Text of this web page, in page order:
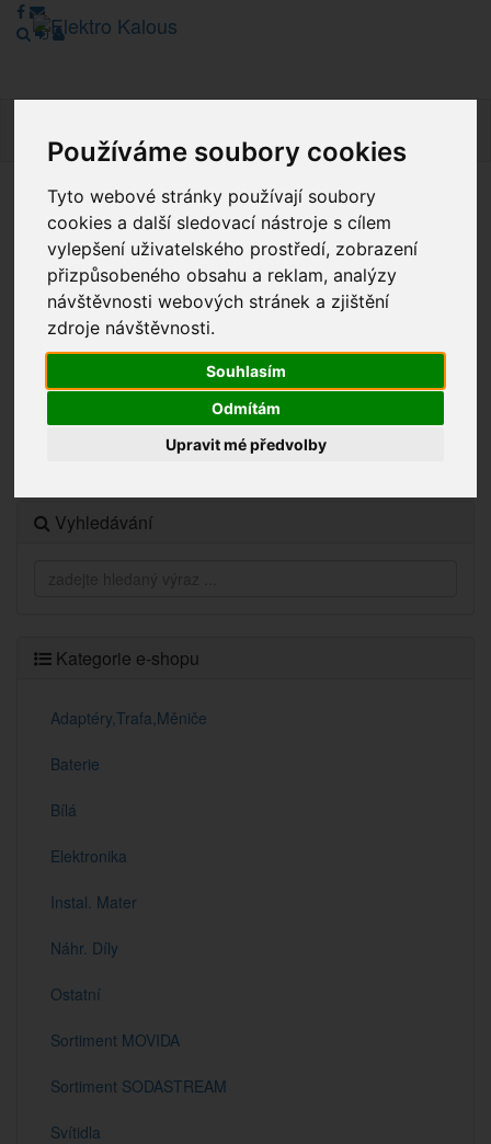
Používáme soubory cookies
Tyto webové stránky používají soubory
cookies a další sledovací nástroje s cílem
vylepšení uživatelského prostředí, zobrazení
přizpůsobeného obsahu a reklam, analýzy
návštěvnosti webových stránek a zjištění
zdroje návštěvnosti.
Souhlasím
Odmítám
Upravit mé předvolby
Vážení zákazníci, v tuto chvíli je Náš internetový obchod v
režimu Katalogu. Objednávky on-line nyní nelze vyřídit.
Děkujeme za pochopení.
Výprodej
Novinky
Vyhledávání
Kategorie e-shopu
Adaptéry,Trafa,Měniče
Baterie
Bílá
Elektronika
Instal. Mater
Náhr. Díly
Ostatní
Sortiment MOVIDA
Sortiment SODASTREAM
Svítidla